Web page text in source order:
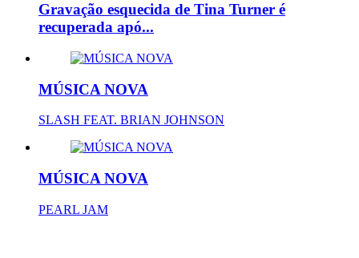
Gravação esquecida de Tina Turner é
recuperada apó...
MÚSICA NOVA
SLASH FEAT. BRIAN JOHNSON
MÚSICA NOVA
PEARL JAM